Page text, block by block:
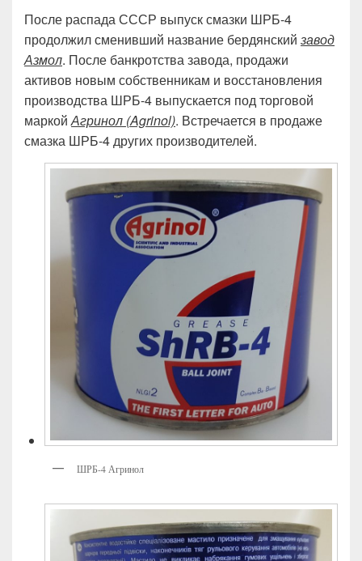
После распада СССР выпуск смазки ШРБ-4
продолжил сменивший название бердянский завод
Азмол. После банкротства завода, продажи
активов новым собственникам и восстановления
производства ШРБ-4 выпускается под торговой
маркойАгринол (Agrinol). Встречается в продаже
смазка ШРБ-4 других производителей.
ШРБ-4 Агринол